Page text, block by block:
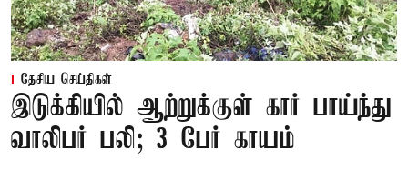
தேசிய செய்திகள்
இடுக்கியில் ஆற்றுக்குள் கார் பாய்ந்து
வாலிபர் பலி; 3 பேர் காயம்